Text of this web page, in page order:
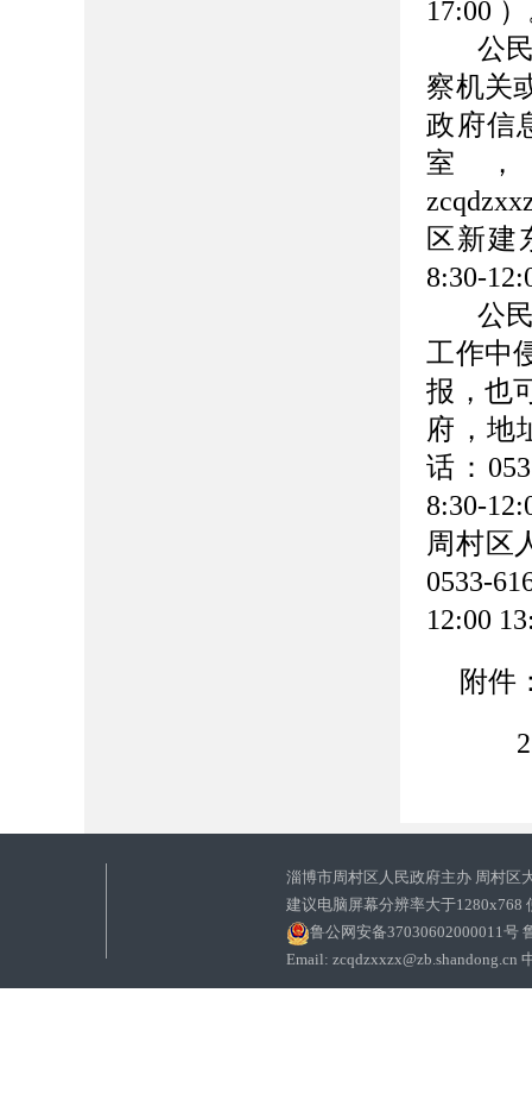
17:00
公
察机关
政府信
室
区新建
8:30-
公
工作中
报，也
府，地
话：
8:30-
周村区
0533-
12:00
附件
淄博市周村区人民政府主办 周村区
建议电脑屏幕分辨率大于1280x768
鲁公网安备37030602000011号
Email: zcqdzxxzx@zb.shandong.cn